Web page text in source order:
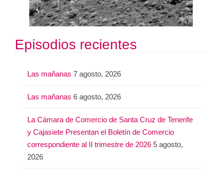
Episodios recientes
Las mañanas 7 agosto, 2026
Las mañanas 6 agosto, 2026
La Cámara de Comercio de Santa Cruz de Tenerife
y Cajasiete Presentan el Boletín de Comercio
correspondiente al II trimestre de 2026 5 agosto,
2026